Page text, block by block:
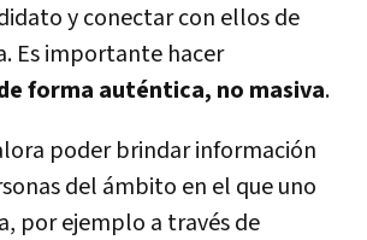
y conectar con ellos de
Es importante hacer
forma auténtica, no masiva.
poder brindar información
del ámbito en el que uno
por ejemplo a través de